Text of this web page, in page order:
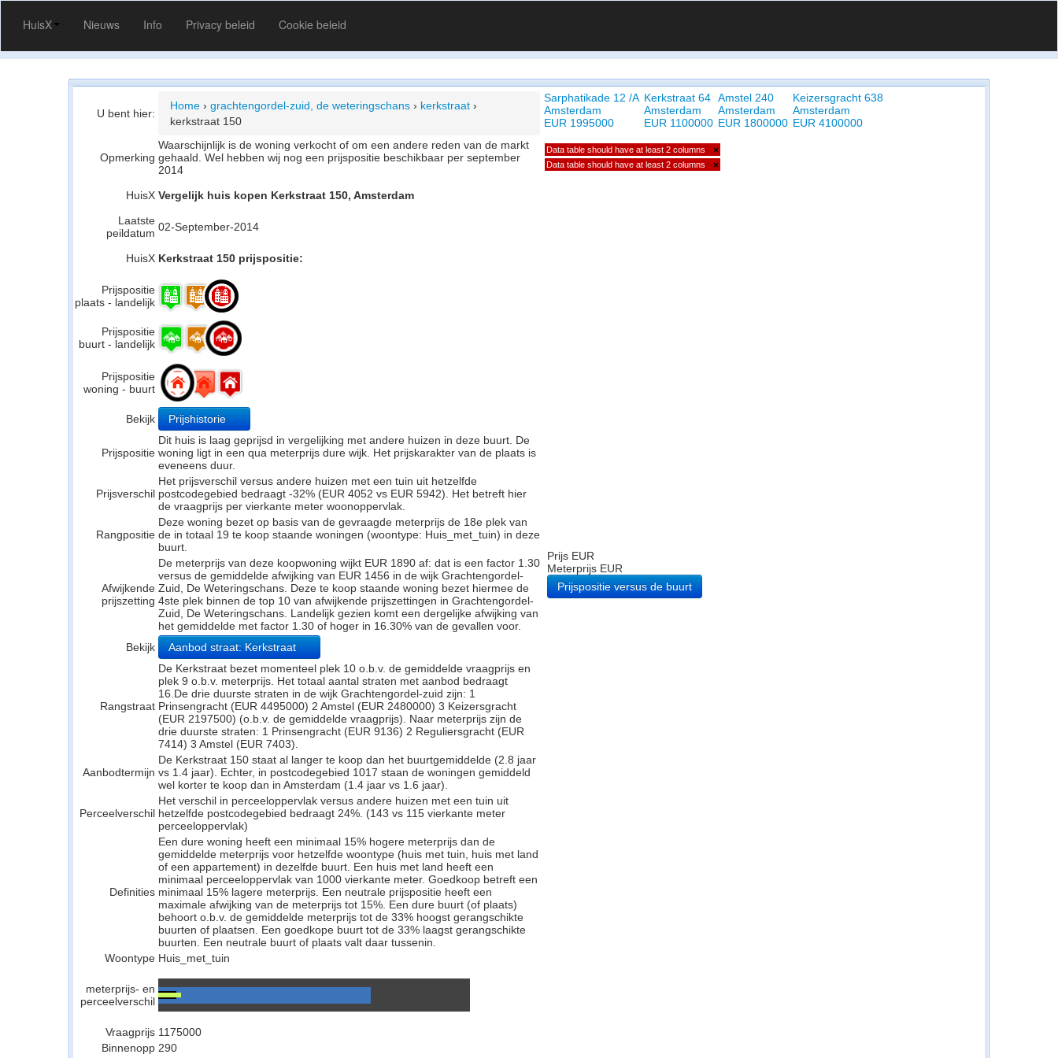
HuisX Nieuws Info Privacy beleid Cookie beleid
U bent hier:
Home › grachtengordel-zuid, de weteringschans › kerkstraat ›
kerkstraat 150
Opmerking
Waarschijnlijk is de woning verkocht of om een andere reden van de markt
gehaald. Wel hebben wij nog een prijspositie beschikbaar per september
2014
HuisX Vergelijk huis kopen Kerkstraat 150, Amsterdam
Laatste
peildatum 02-September-2014
HuisX Kerkstraat 150 prijspositie:
Prijspositie
plaats - landelijk
Prijspositie
buurt - landelijk
Prijspositie
woning - buurt
Bekijk Prijshistorie
Prijspositie
Dit huis is laag geprijsd in vergelijking met andere huizen in deze buurt. De
woning ligt in een qua meterprijs dure wijk. Het prijskarakter van de plaats is
eveneens duur.
Prijsverschil
Het prijsverschil versus andere huizen met een tuin uit hetzelfde
postcodegebied bedraagt -32% (EUR 4052 vs EUR 5942). Het betreft hier
de vraagprijs per vierkante meter woonoppervlak.
Rangpositie
Deze woning bezet op basis van de gevraagde meterprijs de 18e plek van
de in totaal 19 te koop staande woningen (woontype: Huis_met_tuin) in deze
buurt.
Afwijkende
prijszetting
De meterprijs van deze koopwoning wijkt EUR 1890 af: dat is een factor 1.30
versus de gemiddelde afwijking van EUR 1456 in de wijk Grachtengordel-
Zuid, De Weteringschans. Deze te koop staande woning bezet hiermee de
4ste plek binnen de top 10 van afwijkende prijszettingen in Grachtengordel-
Zuid, De Weteringschans. Landelijk gezien komt een dergelijke afwijking van
het gemiddelde met factor 1.30 of hoger in 16.30% van de gevallen voor.
Bekijk
Aanbod straat: Kerkstraat
Rangstraat
De Kerkstraat bezet momenteel plek 10 o.b.v. de gemiddelde vraagprijs en
plek 9 o.b.v. meterprijs. Het totaal aantal straten met aanbod bedraagt
16.De drie duurste straten in de wijk Grachtengordel-zuid zijn: 1
Prinsengracht (EUR 4495000) 2 Amstel (EUR 2480000) 3 Keizersgracht
(EUR 2197500) (o.b.v. de gemiddelde vraagprijs). Naar meterprijs zijn de
drie duurste straten: 1 Prinsengracht (EUR 9136) 2 Reguliersgracht (EUR
7414) 3 Amstel (EUR 7403).
Aanbodtermijn
De Kerkstraat 150 staat al langer te koop dan het buurtgemiddelde (2.8 jaar
vs 1.4 jaar). Echter, in postcodegebied 1017 staan de woningen gemiddeld
wel korter te koop dan in Amsterdam (1.4 jaar vs 1.6 jaar).
Perceelverschil
Het verschil in perceeloppervlak versus andere huizen met een tuin uit
hetzelfde postcodegebied bedraagt 24%. (143 vs 115 vierkante meter
perceeloppervlak)
Definities
Een dure woning heeft een minimaal 15% hogere meterprijs dan de
gemiddelde meterprijs voor hetzelfde woontype (huis met tuin, huis met land
of een appartement) in dezelfde buurt. Een huis met land heeft een
minimaal perceeloppervlak van 1000 vierkante meter. Goedkoop betreft een
minimaal 15% lagere meterprijs. Een neutrale prijspositie heeft een
maximale afwijking van de meterprijs tot 15%. Een dure buurt (of plaats)
behoort o.b.v. de gemiddelde meterprijs tot de 33% hoogst gerangschikte
buurten of plaatsen. Een goedkope buurt tot de 33% laagst gerangschikte
buurten. Een neutrale buurt of plaats valt daar tussenin.
Woontype Huis_met_tuin
meterprijs- en
perceelverschil
Vraagprijs 1175000
Binnenopp 290
Sarphatikade 12 /A
Amsterdam
EUR 1995000
Kerkstraat 64
Amsterdam
EUR 1100000
Amstel 240
Amsterdam
EUR 1800000
Keizersgracht 638
Amsterdam
EUR 4100000
Data table should have at least 2 columns ×
Data table should have at least 2 columns ×
Prijs EUR
Meterprijs EUR
Prijspositie versus de buurt